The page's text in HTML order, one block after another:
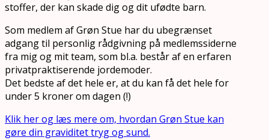
stoffer, der kan skade dig og dit ufødte barn.
Som medlem af Grøn Stue har du ubegrænset
adgang til personlig rådgivning på medlemssiderne
fra mig og mit team, som bl.a. består af en erfaren
privatpraktiserende jordemoder.
Det bedste af det hele er, at du kan få det hele for
under 5 kroner om dagen (!)
Klik her og læs mere om, hvordan Grøn Stue kan
gøre din graviditet tryg og sund.